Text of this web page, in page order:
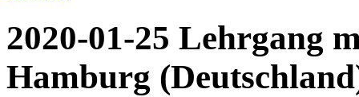
2020-01-25 Lehrgang
Hamburg